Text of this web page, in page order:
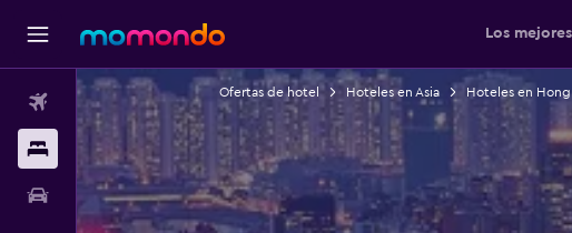
Los
Vuelos
Alojamientos
Carros
Ofertas de hotel Hoteles en Asia Hoteles en